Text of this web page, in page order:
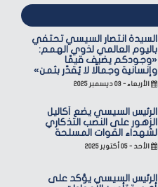
السيدة انتصار السيسي تحتفي
باليوم العالمي لذوي الهمم:
«وجودكم يضيف قيمًا
وإنسانية وجمالًا لا يُقدّر بثمن»
الأربعاء - ٠٣ ديسمبر ٢٠٢٥
الرئيس السيسي يضع أكاليل
الزهور على النصب التذكاري
لشهداء القوات المسلحة
الأحد - ٠٥ أكتوبر ٢٠٢٥
الرئيس السيسي يؤكد على